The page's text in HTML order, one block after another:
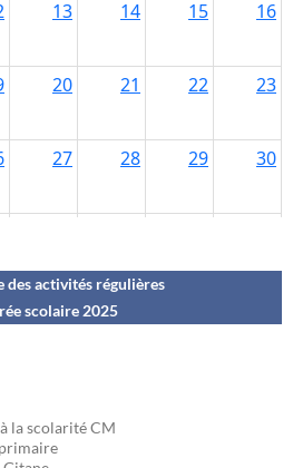
des activités régulières
scolaire 2025
la scolarité CM